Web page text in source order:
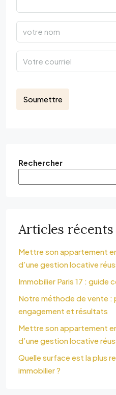
Soumettre
Rechercher
Articles récents
Mettre son appartement
d’une gestion locative
Immobilier Paris 17 : guide
Notre méthode de vente :
engagement et résultats
Mettre son appartement
d’une gestion locative
Quelle surface est la plus
immobilier ?